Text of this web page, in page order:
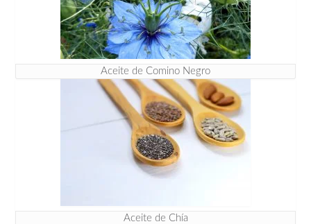
Aceite de Comino Negro
Aceite de Chía